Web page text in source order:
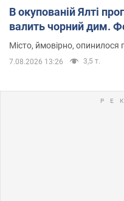
В окупованій Ялті
валить чорний дим.
Місто, ймовірно, опинилося
7.08.2026 13:26 3,5 т.